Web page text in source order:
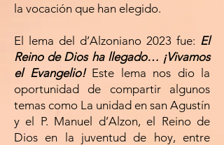
la vocación que han elegido.
El lema del d’Alzoniano 2023 fue: El
Reino de Dios ha llegado… ¡Vivamos
el Evangelio!Este lema nos dio la
oportunidad de compartir algunos
temas como La unidad en san Agustín
y el P. Manuel d’Alzon, el Reino de
Dios en la juventud de hoy, entre